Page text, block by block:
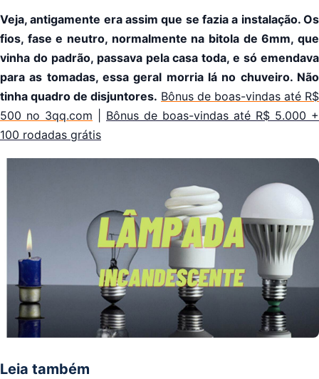
Veja, antigamente era assim que se fazia a instalação. Os
fios, fase e neutro, normalmente na bitola de 6mm, que
vinha do padrão, passava pela casa toda, e só emendava
para as tomadas, essa geral morria lá no chuveiro. Não
tinha quadro de disjuntores. Bônus de boas-vindas até R$
500 no 3qq.com
Bônus de boas-vindas até R$ 5.000 +
100 rodadas grátis
Leia também